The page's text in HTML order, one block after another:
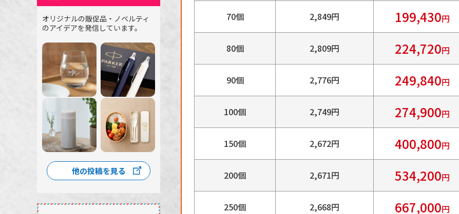
オリジナルの販促品・ノベルティ
のアイデアを発信しています。
他の投稿を見る
70個 2,849円 199,430円
80個 2,809円 224,720円
90個 2,776円 249,840円
100個 2,749円 274,900円
150個 2,672円 400,800円
200個 2,671円 534,200円
250個 2,668円 667,000円